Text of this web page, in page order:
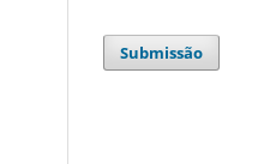
Submissão